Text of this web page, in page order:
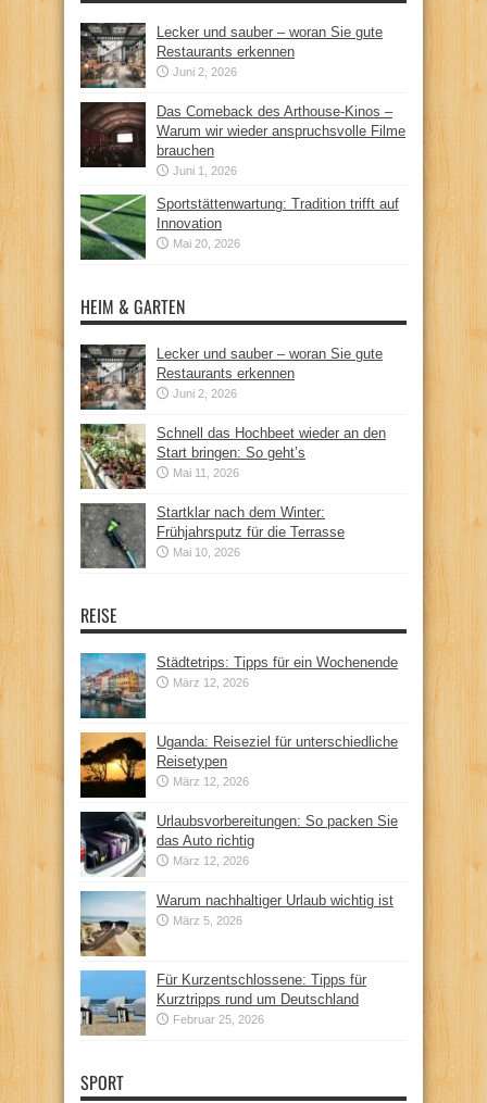
Lecker und sauber – woran Sie gute
Restaurants erkennen
Juni 2, 2026
Das Comeback des Arthouse-Kinos –
Warum wir wieder anspruchsvolle Filme
brauchen
Juni 1, 2026
Sportstättenwartung: Tradition trifft auf
Innovation
Mai 20, 2026
HEIM & GARTEN
Lecker und sauber – woran Sie gute
Restaurants erkennen
Juni 2, 2026
Schnell das Hochbeet wieder an den
Start bringen: So geht’s
Mai 11, 2026
Startklar nach dem Winter:
Frühjahrsputz für die Terrasse
Mai 10, 2026
REISE
Städtetrips: Tipps für ein Wochenende
März 12, 2026
Uganda: Reiseziel für unterschiedliche
Reisetypen
März 12, 2026
Urlaubsvorbereitungen: So packen Sie
das Auto richtig
März 12, 2026
Warum nachhaltiger Urlaub wichtig ist
März 5, 2026
Für Kurzentschlossene: Tipps für
Kurztripps rund um Deutschland
Februar 25, 2026
SPORT